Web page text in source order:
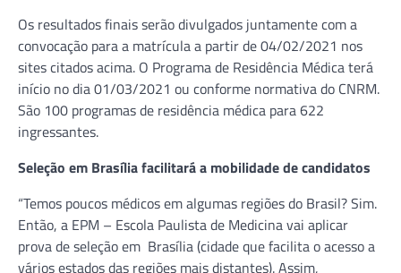
Os resultados finais serão divulgados juntamente com a
convocação para a matrícula a partir de 04/02/2021 nos
sites citados acima. O Programa de Residência Médica terá
início no dia 01/03/2021 ou conforme normativa do CNRM.
São 100 programas de residência médica para 622
ingressantes.
Seleção em Brasília facilitará a mobilidade de candidatos
“Temos poucos médicos em algumas regiões do Brasil? Sim.
Então, a EPM – Escola Paulista de Medicina vai aplicar
prova de seleção em Brasília (cidade que facilita o acesso a
vários estados das regiões mais distantes). Assim,